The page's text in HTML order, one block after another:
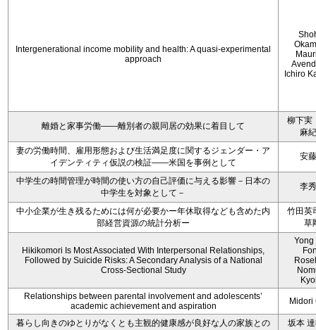
Intergenerational income mobility and health: A quasi-experimental
approach
Ichiro
離婚と家事労働――離別者の親同居の効果に着目して
柳下実
麻
妻の労働時間、雇用形態および生活満足度に関するジェンダー・ア
イデンティティ仮説の検証――米国を事例として
安
中学生の時間管理が時間の使い方の自己評価に与える影響－日本の
中学生を対象として－
李
中小企業が生き残るためには何が必要かー年休取得なども含めた内
部経営資源の統計分析ー
竹田英
草
Hikikomori Is Most Associated With Interpersonal Relationships,
Followed by Suicide Risks: A Secondary Analysis of a National
Cross-Sectional Study
Yong
Relationships between parental involvement and adolescents’
academic achievement and aspiration
Midori
暮らし向きのゆとりがなくとも主観的健康感が良好な人の家族との
坂本